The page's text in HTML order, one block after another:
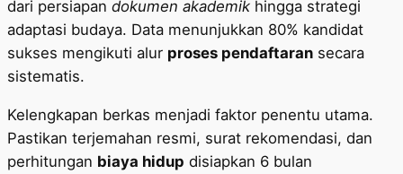
dari persiapan dokumen akademik hingga strategi
adaptasi budaya. Data menunjukkan 80% kandidat
sukses mengikuti alur proses pendaftaran secara
sistematis.
Kelengkapan berkas menjadi faktor penentu utama.
Pastikan terjemahan resmi, surat rekomendasi, dan
perhitungan biaya hidup disiapkan 6 bulan